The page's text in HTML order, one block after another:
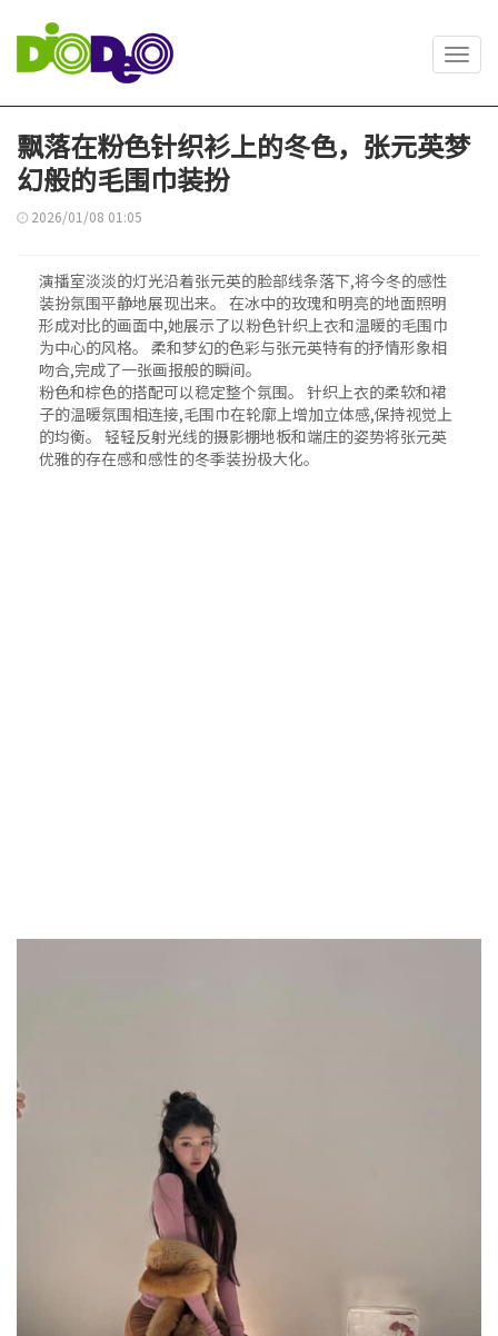
飘落在粉色针织衫上的冬色，张元英梦
幻般的毛围巾装扮
2026/01/08 01:05
演播室淡淡的灯光沿着张元英的脸部线条落下,将今冬的感性
装扮氛围平静地展现出来。 在冰中的玫瑰和明亮的地面照明
形成对比的画面中,她展示了以粉色针织上衣和温暖的毛围巾
为中心的风格。 柔和梦幻的色彩与张元英特有的抒情形象相
吻合,完成了一张画报般的瞬间。
粉色和棕色的搭配可以稳定整个氛围。 针织上衣的柔软和裙
子的温暖氛围相连接,毛围巾在轮廓上增加立体感,保持视觉上
的均衡。 轻轻反射光线的摄影棚地板和端庄的姿势将张元英
优雅的存在感和感性的冬季装扮极大化。